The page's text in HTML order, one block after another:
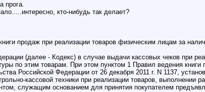
прога.
кто-нибудь так делает?
продаж при реализации товаров физическим лицам за
(далее - Кодекс) в случае выдачи кассовых чеков при
по этим товарам. При этом пунктом 1 Правил ведения
Российской Федерации от 26 декабря 2011 г. N 1137,
кассовой техники при реализации товаров, выполнении
служащим основанием для принятия покупателем